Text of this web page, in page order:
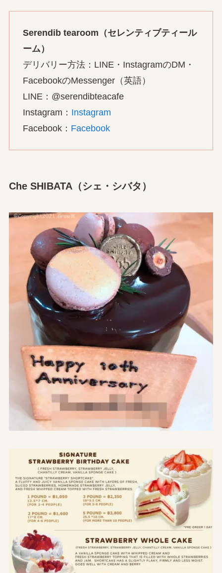
Serendib tearoom（セレンティブティール
ーム）
デリバリー方法：LINE・InstagramのDM・
FacebookのMessenger（英語）
LINE：@serendibteacafe
Instagram： Instagram
Facebook： Facebook
Che SHIBATA（シェ・シバタ）